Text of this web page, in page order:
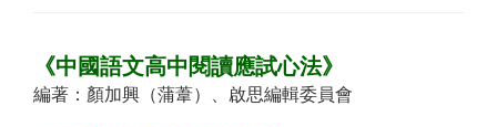
《中國語文高中閱讀應試心法》
編著：顏加興（蒲葦）、啟思編輯委員會